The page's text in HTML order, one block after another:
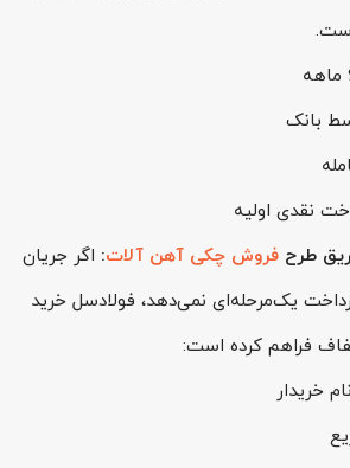
بانک
نقدی اولیه
طرح فروش چکی آهن آلات: اگر جریان
یک‌مرحله‌ای نمی‌دهد، فولادسل خرید
فراهم کرده است:
خریدار